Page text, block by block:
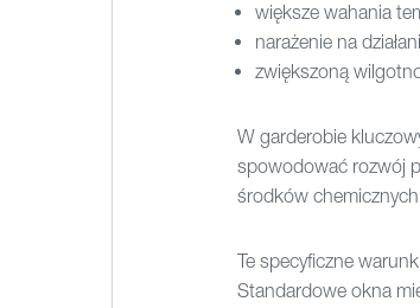
większe wahania
narażenie na
zwiększoną
W garderobie
spowodować rozwój
środków
Te specyficzne
Standardowe okna